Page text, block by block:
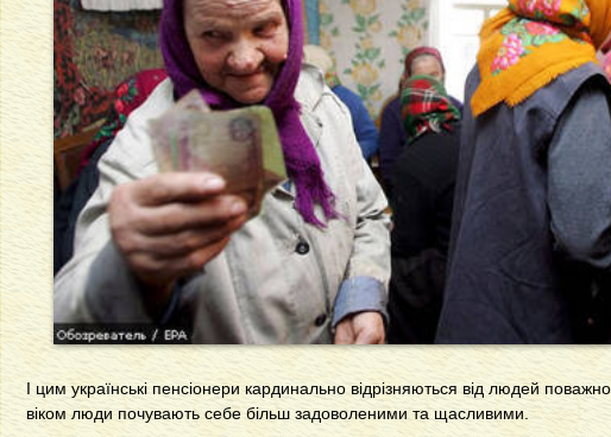
І цим українські пенсіонери кардинально відрізняються від людей
віком люди почувають себе більш задоволеними та щасливими.